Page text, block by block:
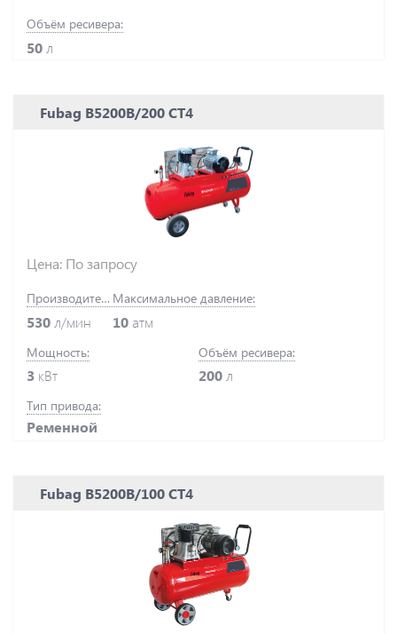
Объём ресивера:
50 л
Fubag B5200B/200 СТ4
Цена: По запросу
Производительность:
530 л/мин
Максимальное давление:
10 атм
Мощность:
3 кВт
Объём ресивера:
200 л
Тип привода:
Ременной
Fubag B5200B/100 СТ4